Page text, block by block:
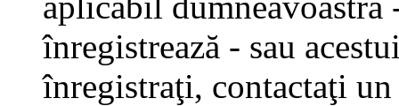
înregistrează - sau
înregistraţi, contactaţi